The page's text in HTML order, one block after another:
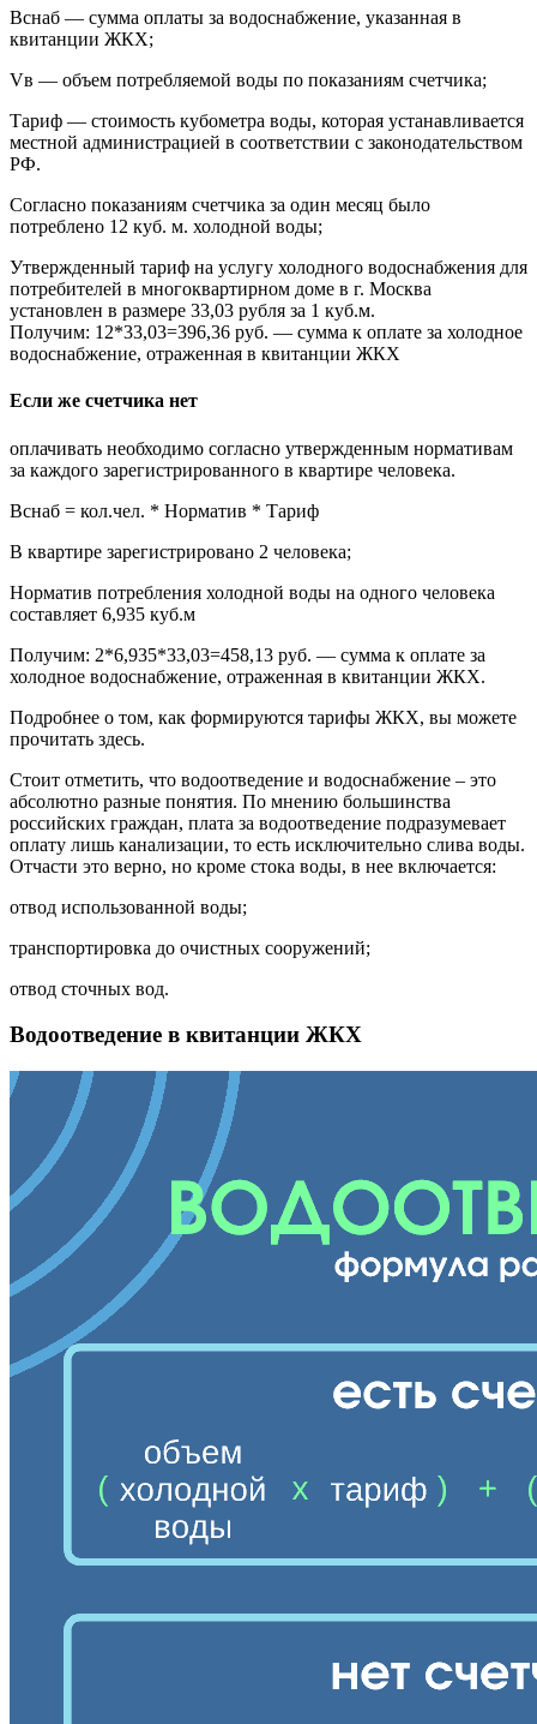
Вснаб — сумма оплаты за водоснабжение, указанная в
квитанции ЖКХ;
Vв — объем потребляемой воды по показаниям счетчика;
Тариф — стоимость кубометра воды, которая устанавливается
местной администрацией в соответствии с законодательством
РФ.
Согласно показаниям счетчика за один месяц было
потреблено 12 куб. м. холодной воды;
Утвержденный тариф на услугу холодного водоснабжения для
потребителей в многоквартирном доме в г. Москва
установлен в размере 33,03 рубля за 1 куб.м.
Получим: 12*33,03=396,36 руб. — сумма к оплате за холодное
водоснабжение, отраженная в квитанции ЖКХ
Если же счетчика нет
оплачивать необходимо согласно утвержденным нормативам
за каждого зарегистрированного в квартире человека.
Вснаб = кол.чел. * Норматив * Тариф
В квартире зарегистрировано 2 человека;
Норматив потребления холодной воды на одного человека
составляет 6,935 куб.м
Получим: 2*6,935*33,03=458,13 руб. — сумма к оплате за
холодное водоснабжение, отраженная в квитанции ЖКХ.
Подробнее о том, как формируются тарифы ЖКХ, вы можете
прочитать здесь.
Стоит отметить, что водоотведение и водоснабжение – это
абсолютно разные понятия. По мнению большинства
российских граждан, плата за водоотведение подразумевает
оплату лишь канализации, то есть исключительно слива воды.
Отчасти это верно, но кроме стока воды, в нее включается:
отвод использованной воды;
транспортировка до очистных сооружений;
отвод сточных вод.
Водоотведение в квитанции ЖКХ